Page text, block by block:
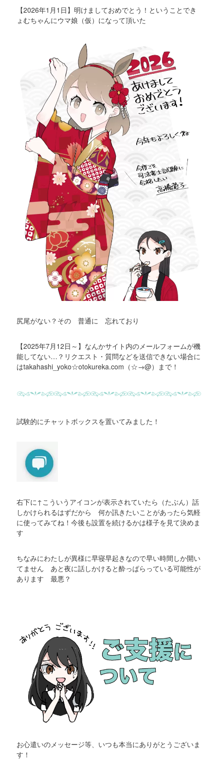
【2026年1月1日】明けましておめでとう！ということでき
ょむちゃんにウマ娘（仮）になって頂いた
尻尾がない？その 普通に 忘れており
【2025年7月12日～】なんかサイト内のメールフォームが機
能してない…？リクエスト・質問などを送信できない場合に
はtakahashi_yoko☆otokureka.com（☆→@）まで！
試験的にチャットボックスを置いてみました！
右下に↑こういうアイコンが表示されていたら（たぶん）話
しかけられるはずだから 何か訊きたいことがあったら気軽
に使ってみてね！今後も設置を続けるかは様子を見て決めま
す
ちなみにわたしが異様に早寝早起きなので早い時間しか開い
てません あと夜に話しかけると酔っぱらっている可能性が
あります 最悪？
お心遣いのメッセージ等、いつも本当にありがとうございま
す！